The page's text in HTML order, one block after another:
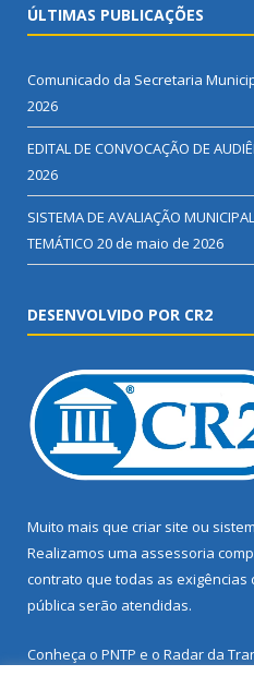
ÚLTIMAS PUBLICAÇÕES
Comunicado da Secretaria
2026
EDITAL DE CONVOCAÇÃO DE
2026
SISTEMA DE AVALIAÇÃO
TEMÁTICO 20 de maio de 2026
DESENVOLVIDO POR CR2
Muito mais que criar site ou
Realizamos uma assessoria
contrato que todas as exigências
pública serão atendidas.
Conheça o PNTP e o Radar da